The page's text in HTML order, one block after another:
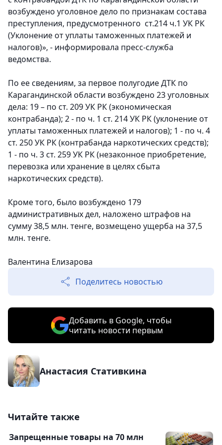
возбуждено уголовное дело по признакам состава
преступления, предусмотренного ст.214 ч.1 УК РК
(Уклонение от уплаты таможенных платежей и
налогов)», - информировала пресс-служба
ведомства.
По ее сведениям, за первое полугодие ДТК по
Карагандинской области возбуждено 23 уголовных
дела: 19 – по ст. 209 УК РК (экономическая
контрабанда); 2 - по ч. 1 ст. 214 УК РК (уклонение от
уплаты таможенных платежей и налогов); 1 - по ч. 4
ст. 250 УК РК (контрабанда наркотических средств);
1 - по ч. 3 ст. 259 УК РК (незаконное приобретение,
перевозка или хранение в целях сбыта
наркотических средств).
Кроме того, было возбуждено 179
административных дел, наложено штрафов на
сумму 38,5 млн. тенге, возмещено ущерба на 37,5
млн. тенге.
Валентина Елизарова
Поделитесь новостью
Добавить в Google, чтобы
читать новости первым
Анастасия Стативкина
Читайте также
Запрещенные товары на 70 млн